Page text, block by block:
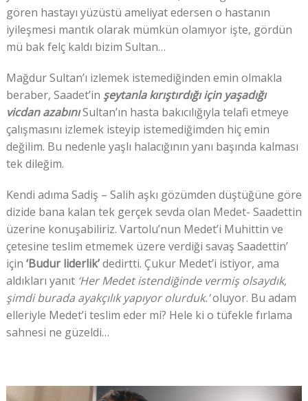
gören hastayı yüzüstü ameliyat edersen o hastanın
iyileşmesi mantık olarak mümkün olamıyor işte, gördün
mü bak felç kaldı bizim Sultan…
Mağdur Sultan’ı izlemek istemediğinden emin olmakla
beraber, Saadet’in şeytanla kırıştırdığı için yaşadığı
vicdan azabınıSultan’ın hasta bakıcılığıyla telafi etmeye
çalışmasını izlemek isteyip istemediğimden hiç emin
değilim. Bu nedenle yaşlı halacığının yanı başında kalması
tek dileğim.
Kendi adıma Sadiş – Salih aşkı gözümden düştüğüne göre
dizide bana kalan tek gerçek sevda olan Medet- Saadettin
üzerine konuşabiliriz. Vartolu’nun Medet’i Muhittin ve
çetesine teslim etmemek üzere verdiği savaş Saadettin’
için ‘Budur liderlik’dedirtti. Çukur Medet’i istiyor, ama
aldıkları yanıt ‘Her Medet istendiğinde vermiş olsaydık,
şimdi burada ayakçılık yapıyor olurduk.’oluyor. Bu adam
elleriyle Medet’i teslim eder mi? Hele ki o tüfekle fırlama
sahnesi ne güzeldi…